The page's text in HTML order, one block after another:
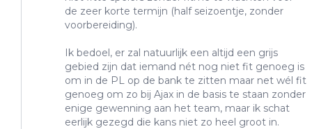
de zeer korte termijn (half seizoentje, zonder
voorbereiding).
Ik bedoel, er zal natuurlijk een altijd een grijs
gebied zijn dat iemand nét nog niet fit genoeg is
om in de PL op de bank te zitten maar net wél fit
genoeg om zo bij Ajax in de basis te staan zonder
enige gewenning aan het team, maar ik schat
eerlijk gezegd die kans niet zo heel groot in.